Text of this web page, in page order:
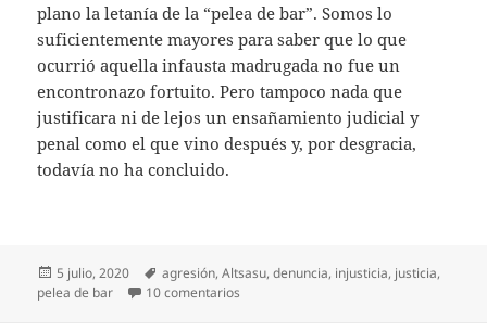
plano la letanía de la “pelea de bar”. Somos lo
suficientemente mayores para saber que lo que
ocurrió aquella infausta madrugada no fue un
encontronazo fortuito. Pero tampoco nada que
justificara ni de lejos un ensañamiento judicial y
penal como el que vino después y, por desgracia,
todavía no ha concluido.
Publicado
el
5 julio, 2020 Etiquetas
agresión,Altsasu,denuncia, injusticia, justicia,
pelea de bar
10 comentarios